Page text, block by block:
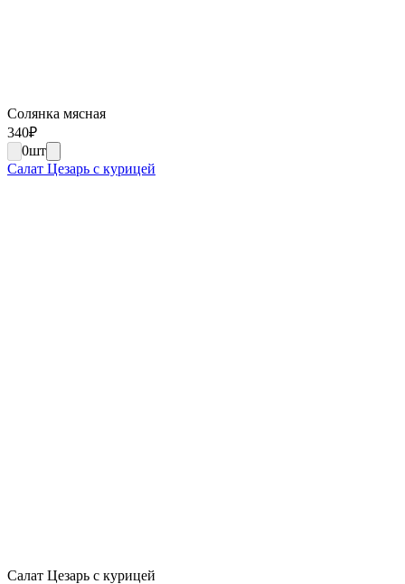
Солянка мясная
340₽
0шт
Салат Цезарь с курицей
Салат Цезарь с курицей